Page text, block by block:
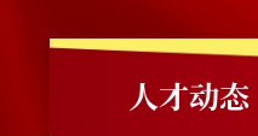
人才动态